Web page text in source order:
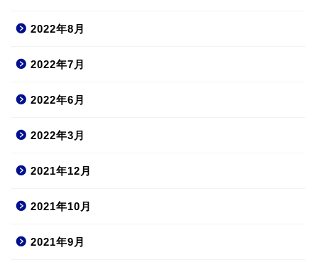
2022年8月
2022年7月
2022年6月
2022年3月
2021年12月
2021年10月
2021年9月